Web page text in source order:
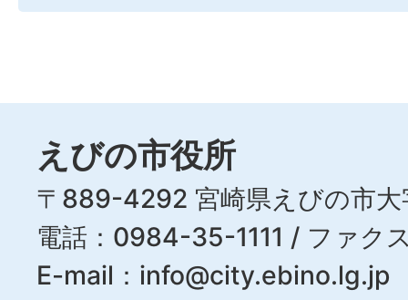
えびの市役所
〒889-4292 宮崎県えびの市大
電話：0984-35-1111 / ファ
E-mail： info@city.ebino.lg.jp